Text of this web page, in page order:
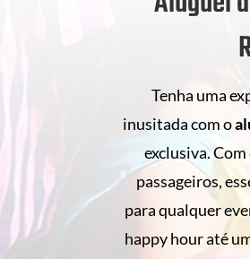
Tenha uma
inusitada com o
exclusiva.
passageiros,
para qualquer
happy hour até